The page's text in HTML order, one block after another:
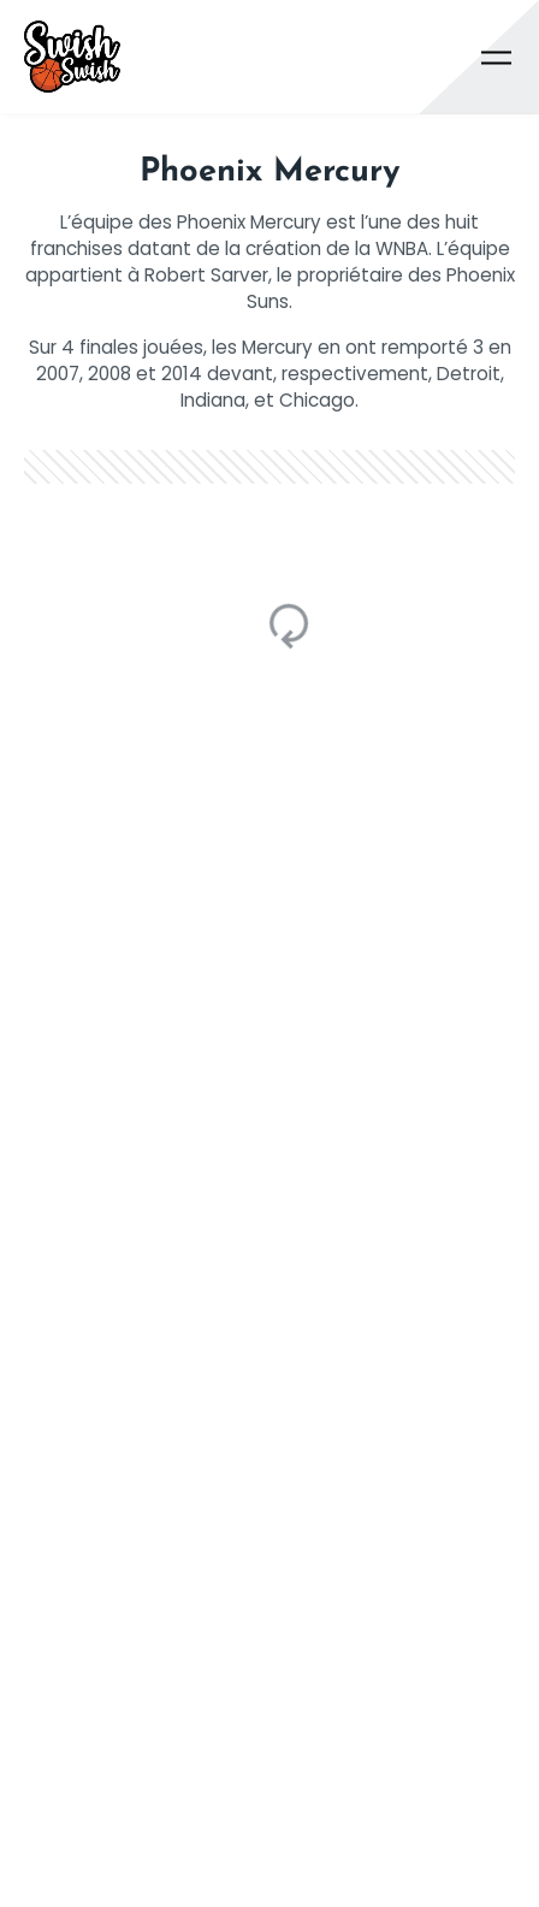
Phoenix Mercury
L’équipe des Phoenix Mercury est l’une des huit
franchises datant de la création de la WNBA. L’équipe
appartient à Robert Sarver, le propriétaire des Phoenix
Suns.
Sur 4 finales jouées, les Mercury en ont remporté 3 en
2007, 2008 et 2014 devant, respectivement, Detroit,
Indiana, et Chicago.